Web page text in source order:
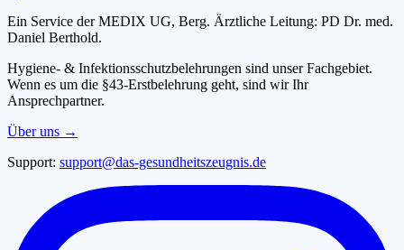
Ein Service der MEDIX UG, Berg. Ärztliche Leitung: PD Dr. med.
Daniel Berthold.
Hygiene- & Infektionsschutzbelehrungen sind unser Fachgebiet.
Wenn es um die §43-Erstbelehrung geht, sind wir Ihr
Ansprechpartner.
Über uns →
Support: support@das-gesundheitszeugnis.de